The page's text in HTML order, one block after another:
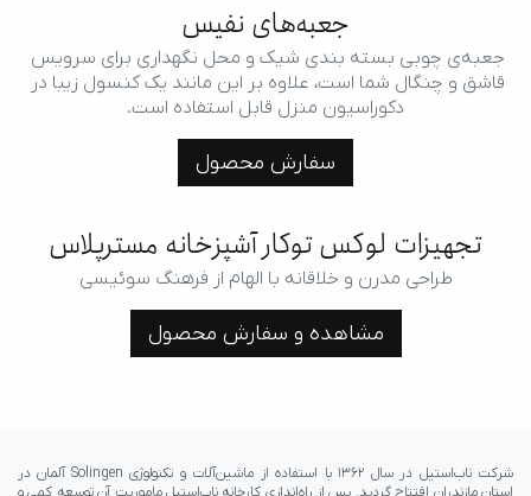
جعبه‌های نفیس
جعبه‌ی چوبی بسته بندی شیک و محل نگهداری برای سرویس
قاشق و چنگال شما است، علاوه بر این مانند یک کنسول زیبا در
دکوراسیون منزل قابل استفاده است.
سفارش محصول
تجهیزات لوکس توکار آشپزخانه مسترپلاس
طراحی مدرن و خلاقانه با الهام از فرهنگ سوئیسی
مشاهده و سفارش محصول